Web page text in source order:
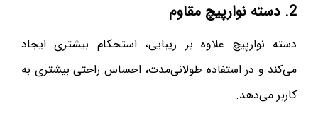
2. دسته نوارپیچ مقاوم
دسته نوارپیچ علاوه بر زیبایی، استحکام بیشتری ایجاد
می‌کند و در استفاده طولانی‌مدت، احساس راحتی بیشتری به
کاربر می‌دهد.